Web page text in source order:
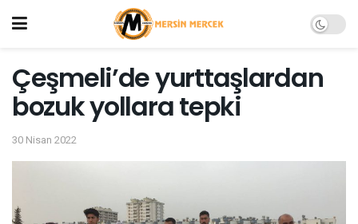
Çeşmeli’de yurttaşlardan
bozuk yollara tepki
30 Nisan 2022